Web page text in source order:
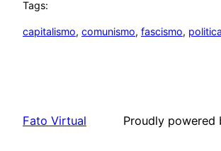
Tags:
capitalismo, comunismo, fascismo, politica
Fato Virtual Proudly powered